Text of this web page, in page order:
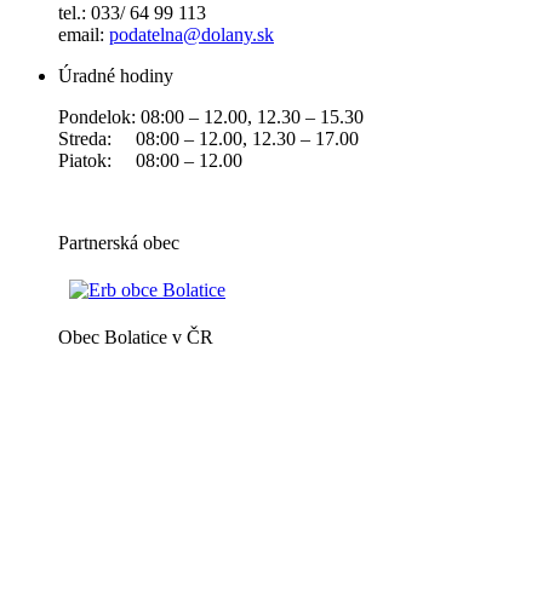
tel.: 033/ 64 99 113
email: podatelna@dolany.sk
Úradné hodiny
Pondelok: 08:00 – 12.00, 12.30 – 15.30
Streda: 08:00 – 12.00, 12.30 – 17.00
Piatok: 08:00 – 12.00
Partnerská obec
Obec Bolatice v ČR